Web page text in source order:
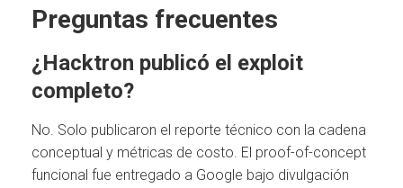
Preguntas frecuentes
¿Hacktron publicó el exploit
completo?
No. Solo publicaron el reporte técnico con la cadena
conceptual y métricas de costo. El proof-of-concept
funcional fue entregado a Google bajo divulgación